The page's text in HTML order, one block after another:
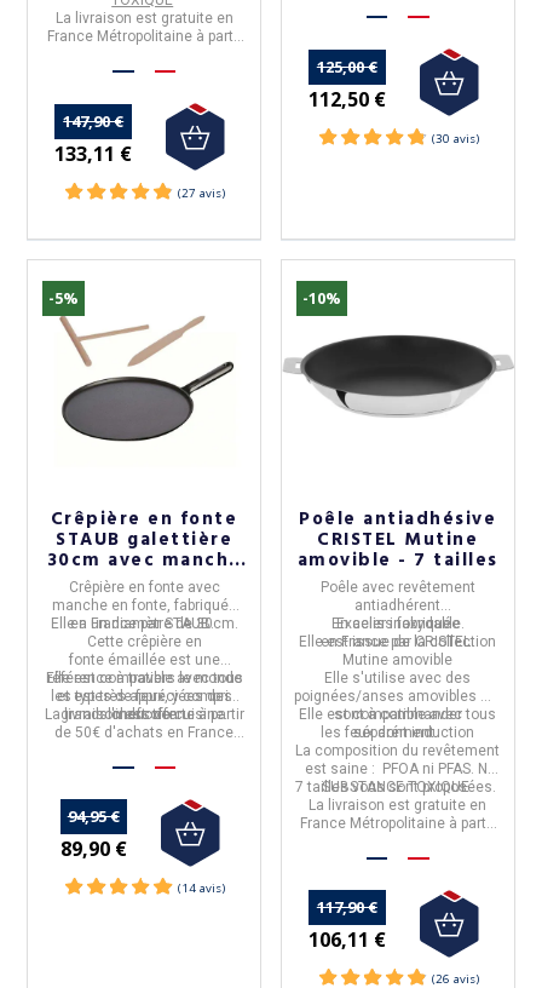
La livraison est gratuite en
France Métropolitaine à partir
147,90 €
133,11 €
125,00 €
112,50 €
-5%
Crêpière en fonte
STAUB galettière
30cm avec manche
en fonte
Crêpière en fonte avec
manche en fonte, fabriquée
enFranceparSTAUB.
Elle a undiamètre de 30cm
Cette crêpière en
fonte émailléeest une
référence à travers le monde
et est très appréciées des
grands chefs de cuisine.
Elle estcompatible avec tous
les types de feux, y compris
l'induction.
La livraison est offerte à partir
de 50€ d'achats en France
94,95 €
89,90 €
-10%
Poêle antiadhésive
CRISTEL Mutine
amovible - 7 tailles
Poêle avec revêtement
antiadhérent
Excelissfabriquée
enFrancepar CRISTEL.
Enacier inoxydable.
Elle estissue de la collection
Mutine amovible
Elle s'utilise avec des
poignées/anses amovibles qui
sont à commander
séparément.
Elle estcompatible avec tous
les feux dont induction
La composition du revêtement
est saine : PFOA ni PFAS. NI
SUBSTANCE TOXIQUE
7 taillesvous sont proposées.
La livraison est gratuite en
France Métropolitaine à partir
117,90 €
106,11 €